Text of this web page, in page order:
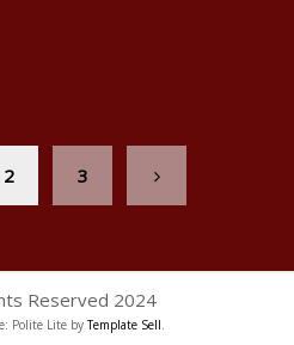
2 3
Reserved 2024
Polite Lite byTemplate Sell.